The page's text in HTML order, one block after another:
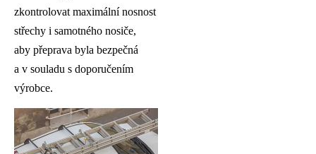
zkontrolovat maximální nosnost
střechy i samotného nosiče,
aby přeprava byla bezpečná
a v souladu s doporučením
výrobce.